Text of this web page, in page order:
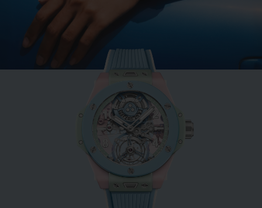
BIG BANG
MINT GREEN CERAMIC
EUR 15,200 •